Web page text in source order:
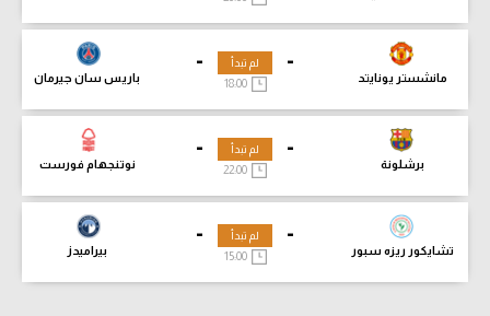
-
مانشستر يونايتد
-
باريس سان جيرمان
لم تبدأ
18:00
-
برشلونة
-
نوتنجهام فورست
لم تبدأ
-
تشايكور ريزه سبور
-
بيراميدز
لم تبدأ
15:00